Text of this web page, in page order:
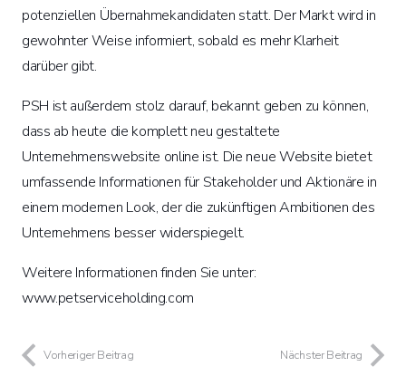
potenziellen Übernahmekandidaten statt. Der Markt wird in
gewohnter Weise informiert, sobald es mehr Klarheit
darüber gibt.
PSH ist außerdem stolz darauf, bekannt geben zu können,
dass ab heute die komplett neu gestaltete
Unternehmenswebsite online ist. Die neue Website bietet
umfassende Informationen für Stakeholder und Aktionäre in
einem modernen Look, der die zukünftigen Ambitionen des
Unternehmens besser widerspiegelt.
Weitere Informationen finden Sie unter:
www.petserviceholding.com
Vorheriger Beitrag Nächster Beitrag